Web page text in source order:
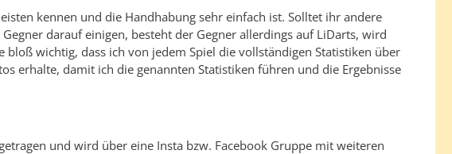
kennen und die Handhabung sehr einfach ist. Solltet ihr andere
darauf einigen, besteht der Gegner allerdings auf LiDarts, wird
wichtig, dass ich von jedem Spiel die vollständigen Statistiken über
erhalte, damit ich die genannten Statistiken führen und die Ergebnisse
und wird über eine Insta bzw. Facebook Gruppe mit weiteren